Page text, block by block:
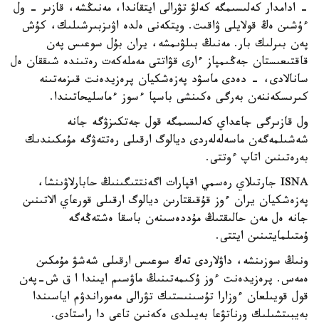
- ادامدار كەلىسىمگە كەلۋ تۋرالى ايتقاندا، مەنىڭشە، قازىر - ول
ءۇشىن ەڭ قولايلى ۋاقىت. ويتكەنى ەلدە اۋىزبىرشىلىك، كۇش
پەن بىرلىك بار. مەنىڭ بىلۋىمشە، يران بۇل سوعىس پەن
قاقتىعىستان جەڭىمپاز ءارى قۋاتتى مەملەكەت رەتىندە شىققان ەل
سانالادى، - دەدى ماسۋد پەزەشكيان پرەزيدەنت قىزمەتىنە
كىرىسكەننەن بەرگى ەكىنشى باسپا ءسوز ءماسليحاتىندا.
ول قازىرگى جاعداي كەلىسىمگە قول جەتكىزۋگە جانە
شەشىلمەگەن ماسەلەلەردى ديالوگ ارقىلى رەتتەۋگە مۇمكىندىك
بەرەتىنىن اتاپ ءوتتى.
ISNA جارتىلاي رەسمي اقپارات اگەنتتىگىنىڭ حابارلاۋىنشا،
پەزەشكيان يران ءوز قۇقىقتارىن ديالوگ ارقىلى قورعاي الاتىنىن
جانە ەل مەن حالىقتىڭ مۇددەسىنەن باسقا ەشتەڭەگە
ۇمتىلمايتىنىن ايتتى.
ونىڭ سوزىنشە، داۋلاردى تەك سوعىس ارقىلى شەشۋ مۇمكىن
ەمەس. پرەزيدەنت ءوز ۇكىمەتىنىڭ ماۋسىم ايىندا ا ق ش-پەن
قول قويىلعان ءوزارا تۇسىنىستىك تۋرالى مەموراندۋم اياسىندا
بەيبىتشىلىك ورناتۋعا بەيىلدى ەكەنىن تاعى دا راستادى.